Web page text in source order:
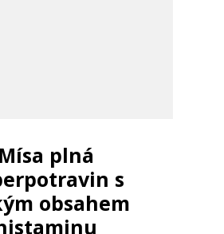
Mísa plná
s
obsahem